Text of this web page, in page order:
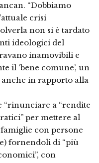
“Dobbiamo
crisi
non si è tardato
ideologici del
inamovibili e
il ‘bene comune’, un
in rapporto alla
“rinunciare a “rendite
per mettere al
con persone
fornendoli di “più
con